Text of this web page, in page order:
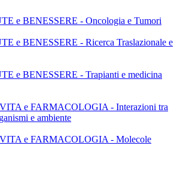
e BENESSERE - Oncologia e Tumori
e BENESSERE - Ricerca Traslazionale e
e BENESSERE - Trapianti e medicina
e FARMACOLOGIA - Interazioni tra
e ambiente
e FARMACOLOGIA - Molecole